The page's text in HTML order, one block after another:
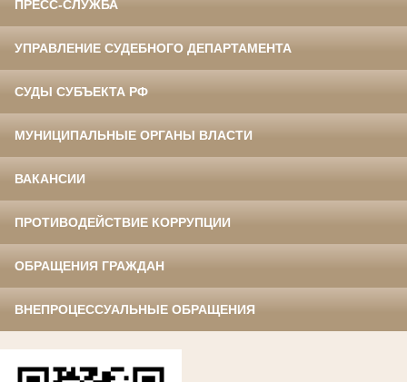
ПРЕСС-СЛУЖБА
УПРАВЛЕНИЕ СУДЕБНОГО ДЕПАРТАМЕНТА
СУДЫ СУБЪЕКТА РФ
МУНИЦИПАЛЬНЫЕ ОРГАНЫ ВЛАСТИ
ВАКАНСИИ
ПРОТИВОДЕЙСТВИЕ КОРРУПЦИИ
ОБРАЩЕНИЯ ГРАЖДАН
ВНЕПРОЦЕССУАЛЬНЫЕ ОБРАЩЕНИЯ